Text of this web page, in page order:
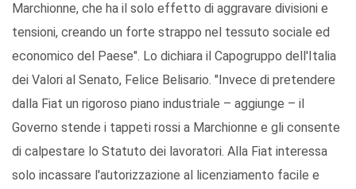
Marchionne, che ha il solo effetto di aggravare divisioni e
tensioni, creando un forte strappo nel tessuto sociale ed
economico del Paese". Lo dichiara il Capogruppo dell'Italia
dei Valori al Senato, Felice Belisario. "Invece di pretendere
dalla Fiat un rigoroso piano industriale – aggiunge – il
Governo stende i tappeti rossi a Marchionne e gli consente
di calpestare lo Statuto dei lavoratori. Alla Fiat interessa
solo incassare l'autorizzazione al licenziamento facile e